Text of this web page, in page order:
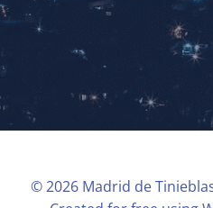
© 2026 Madrid de